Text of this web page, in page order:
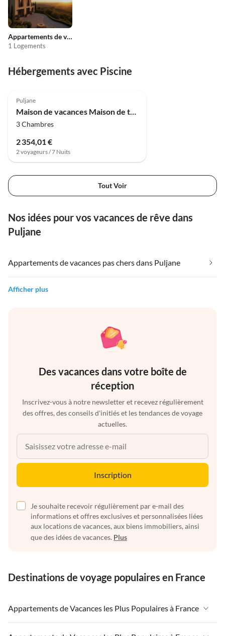
Appartements de vacances pas chers
1 Logements
Hébergements avec Piscine
Puljane
Maison de vacances Maison de trois chambres avec piscine
3 Chambres
2 354,01 €
2 voyageurs / 7 Nuits
Tout Voir
Nos idées pour vos vacances de rêve dans
Puljane
Appartements de vacances pas chers dans Puljane
Afficher plus
Des vacances dans votre boîte de
réception
Inscrivez-vous à notre newsletter et recevez régulièrement
des offres, des conseils d'initiés et les tendances de voyage
actuelles.
Inscription
Je souhaite recevoir régulièrement par e-mail des
informations et offres exclusives et personnalisées liées
aux locations de vacances, aux biens immobiliers, ainsi
que des idées de vacances. Plus
Destinations de voyage populaires en France
Appartements de Vacances les Plus Populaires à France